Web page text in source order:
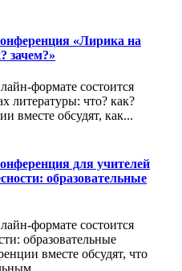
«Лирика на
зачем?»
формате состоится
литературы: что? как?
вместе обсудят, как...
для учителей
образовательные
формате состоится
образовательные
вместе обсудят, что